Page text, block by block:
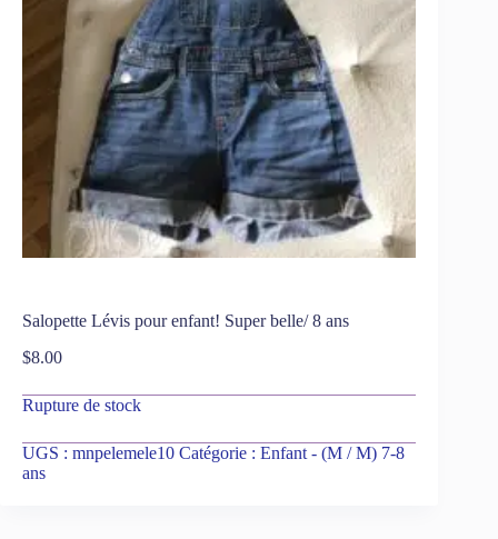
Salopette Lévis pour enfant! Super belle/ 8 ans
$8.00
Rupture de stock
UGS : mnpelemele10 Catégorie : Enfant - (M / M) 7-8
ans